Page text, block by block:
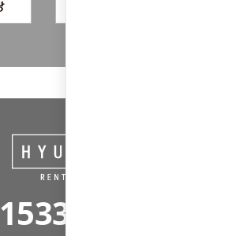
1533-7360